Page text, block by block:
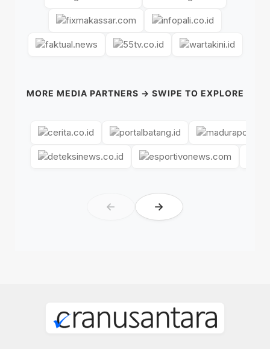
MORE MEDIA PARTNERS → SWIPE TO EXPLORE
← →